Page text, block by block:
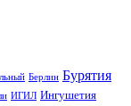
Берлин Бурятия
ИГИЛ Ингушетия